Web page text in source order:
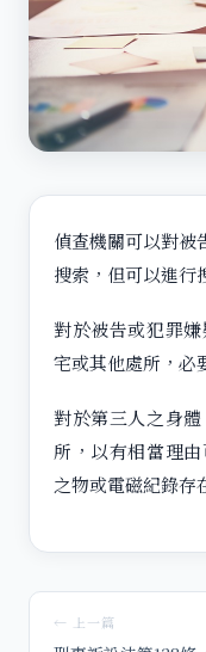
偵查機關可以對被
搜索，但可以進行
對於被告或犯罪
宅或其他處所，必
對於第三人之身
所，以有相當理
之物或電磁紀錄存
← 上一篇